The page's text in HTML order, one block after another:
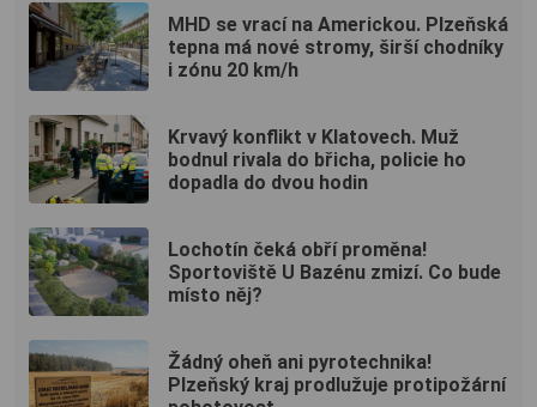
MHD se vrací na Americkou. Plzeňská
tepna má nové stromy, širší chodníky
i zónu 20 km/h
Krvavý konflikt v Klatovech. Muž
bodnul rivala do břicha, policie ho
dopadla do dvou hodin
Lochotín čeká obří proměna!
Sportoviště U Bazénu zmizí. Co bude
místo něj?
Žádný oheň ani pyrotechnika!
Plzeňský kraj prodlužuje protipožární